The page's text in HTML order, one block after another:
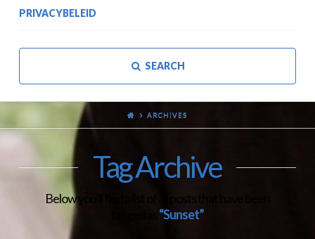
PRIVACYBELEID
SEARCH
ARCHIVES
Tag Archive
Below you'll find a list of all posts that have been
“Sunset”